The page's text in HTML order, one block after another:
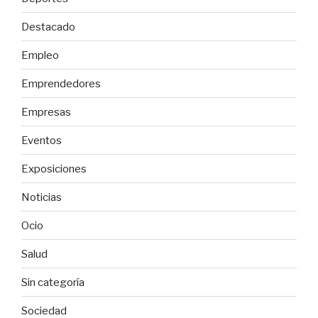
Destacado
Empleo
Emprendedores
Empresas
Eventos
Exposiciones
Noticias
Ocio
Salud
Sin categoría
Sociedad